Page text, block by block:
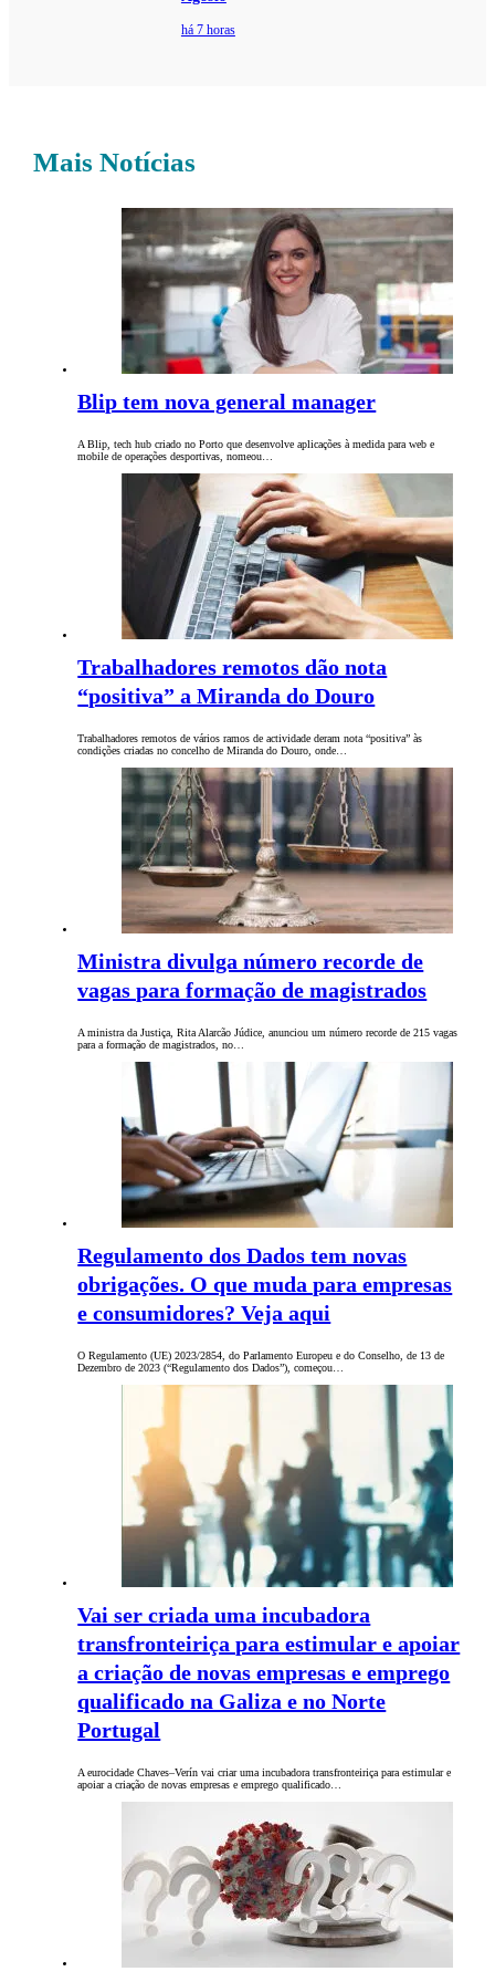
há 7 horas
Mais Notícias
Blip tem nova general manager
A Blip, tech hub criado no Porto que desenvolve aplicações à medida para web e
mobile de operações desportivas, nomeou…
Trabalhadores remotos dão nota
“positiva” a Miranda do Douro
Trabalhadores remotos de vários ramos de actividade deram nota “positiva” às
condições criadas no concelho de Miranda do Douro, onde…
Ministra divulga número recorde de
vagas para formação de magistrados
A ministra da Justiça, Rita Alarcão Júdice, anunciou um número recorde de 215 vagas
para a formação de magistrados, no…
Regulamento dos Dados tem novas
obrigações. O que muda para empresas
e consumidores? Veja aqui
O Regulamento (UE) 2023/2854, do Parlamento Europeu e do Conselho, de 13 de
Dezembro de 2023 (“Regulamento dos Dados”), começou…
Vai ser criada uma incubadora
transfronteiriça para estimular e apoiar
a criação de novas empresas e emprego
qualificado na Galiza e no Norte
Portugal
A eurocidade Chaves–Verín vai criar uma incubadora transfronteiriça para estimular e
apoiar a criação de novas empresas e emprego qualificado…